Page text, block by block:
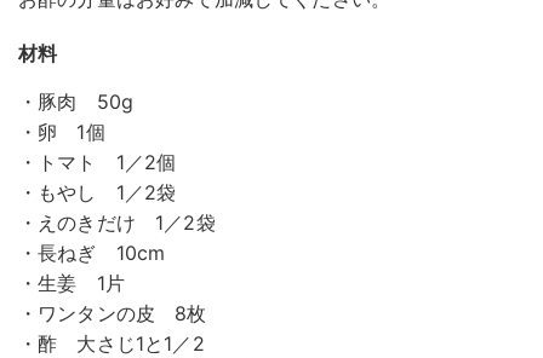
材料
・豚肉 50g
・卵 1個
・トマト 1／2個
・もやし 1／2袋
・えのきだけ 1／2袋
・長ねぎ 10cm
・生姜 1片
・ワンタンの皮 8枚
・酢 大さじ1と1／2